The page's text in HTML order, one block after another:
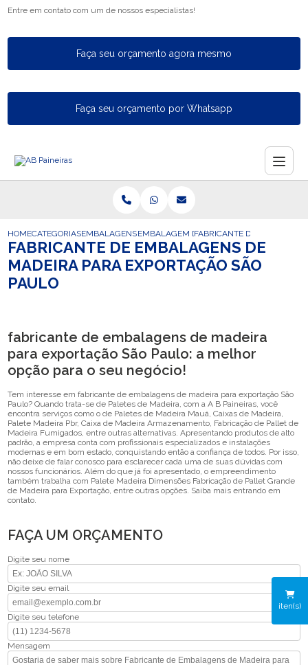
Entre em contato com um de nossos especialistas!
Faça seu orçamento agora mesmo
Faça seu orçamento por Whatsapp
iten(s)
HOMECATEGORIASEMBALAGENS PARA EXPORTACAO
EMBALAGEM DE EXPORTACAO
FABRICANTE DE
FABRICANTE DE EMBALAGENS DE
MADEIRA PARA EXPORTAÇÃO SÃO
PAULO
fabricante de embalagens de madeira
para exportação São Paulo: a melhor
opção para o seu negócio!
Tem interesse em fabricante de embalagens de madeira para exportação São
Paulo? Quando trata-se de Paletes de Madeira, com a A B Paineiras, você
encontra serviços como o de Paletes de Madeira Mauá, Caixas de Madeira,
Palete Madeira Pbr, Caixa de Madeira Armazenamento, Fabricação de Pallet de
Madeira Fumigados, entre outras alternativas. Apresentando produtos de alto
padrão, a empresa conta com profissionais especializados e instalações
modernas e em bom estado, conquistando então a confiança de todos. Por isso,
não deixe de falar conosco para esclarecer cada uma de suas dúvidas com
nossos funcionários. Além do que já foi apresentado, o empreendimento
também trabalha com Palete Madeira Dimensões Fabricação de Pallet Grande
de Madeira para Exportação, entre outras opções. Saiba mais entrando em
contato.
FAÇA UM ORÇAMENTO
Digite seu nome
Digite seu email
Digite seu telefone
Mensagem